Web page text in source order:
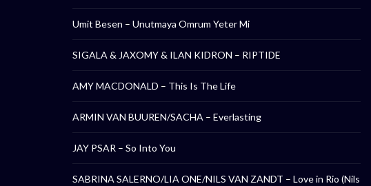
Umit Besen – Unutmaya Omrum Yeter Mi
SIGALA & JAXOMY & ILAN KIDRON – RIPTIDE
AMY MACDONALD – This Is The Life
ARMIN VAN BUUREN/SACHA – Everlasting
JAY PSAR – So Into You
SABRINA SALERNO/LIA ONE/NILS VAN ZANDT – Love in Rio (Nils